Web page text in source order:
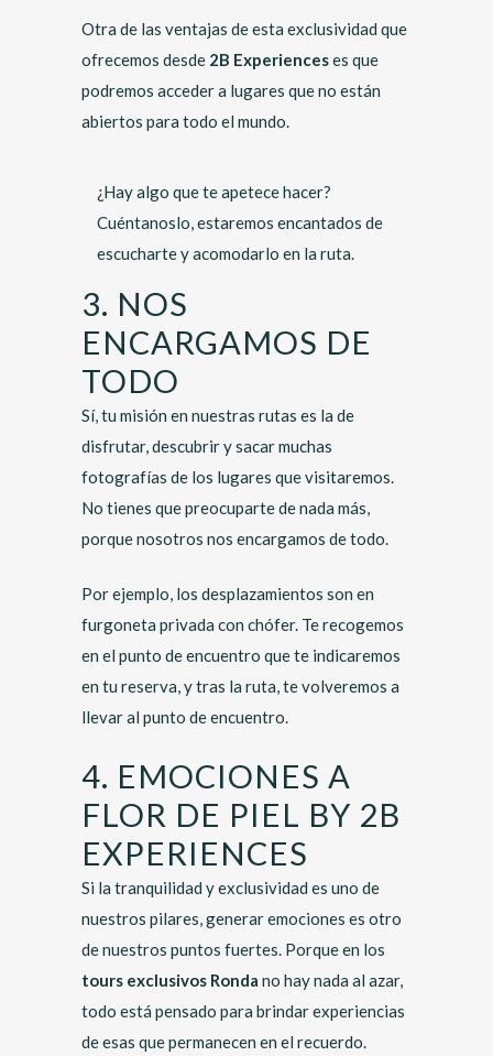
Otra de las ventajas de esta exclusividad que
ofrecemos desde 2B Experienceses que
podremos acceder a lugares que no están
abiertos para todo el mundo.
¿Hay algo que te apetece hacer?
Cuéntanoslo, estaremos encantados de
escucharte y acomodarlo en la ruta.
3. NOS
ENCARGAMOS DE
TODO
Sí, tu misión en nuestras rutas es la de
disfrutar, descubrir y sacar muchas
fotografías de los lugares que visitaremos.
No tienes que preocuparte de nada más,
porque nosotros nos encargamos de todo.
Por ejemplo, los desplazamientos son en
furgoneta privada con chófer. Te recogemos
en el punto de encuentro que te indicaremos
en tu reserva, y tras la ruta, te volveremos a
llevar al punto de encuentro.
4. EMOCIONES A
FLOR DE PIEL BY 2B
EXPERIENCES
Si la tranquilidad y exclusividad es uno de
nuestros pilares, generar emociones es otro
de nuestros puntos fuertes. Porque en los
tours exclusivos Ronda no hay nada al azar,
todo está pensado para brindar experiencias
de esas que permanecen en el recuerdo.